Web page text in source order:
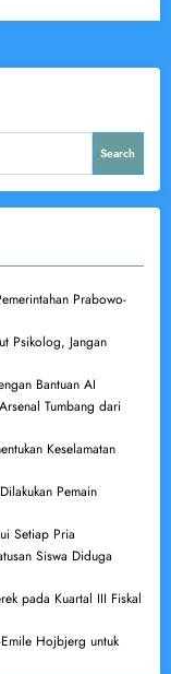
Search
Prabowo-
Psikolog, Jangan
Bantuan AI
Tumbang dari
Keselamatan
Pemain
Setiap Pria
Siswa Diduga
pada Kuartal III Fiskal
Hojbjerg untuk